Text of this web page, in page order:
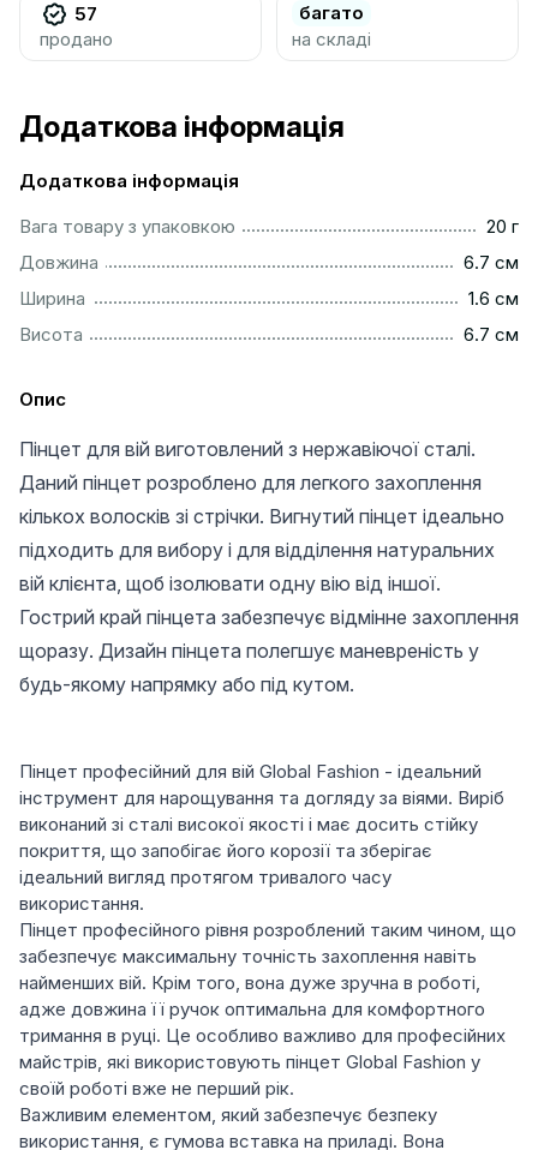
57
продано
багато
на складі
Додаткова інформація
Додаткова інформація
Вага товару з упаковкою
20 г
Довжина
6.7 см
Ширина
1.6 см
Висота
6.7 см
Опис
Пінцет для вій виготовлений з нержавіючої сталі.
Даний пінцет розроблено для легкого захоплення
кількох волосків зі стрічки. Вигнутий пінцет ідеально
підходить для вибору і для відділення натуральних
вій клієнта, щоб ізолювати одну вію від іншої.
Гострий край пінцета забезпечує відмінне захоплення
щоразу. Дизайн пінцета полегшує маневреність у
будь-якому напрямку або під кутом.
Пінцет професійний для вій Global Fashion - ідеальний
інструмент для нарощування та догляду за віями. Виріб
виконаний зі сталі високої якості і має досить стійку
покриття, що запобігає його корозії та зберігає
ідеальний вигляд протягом тривалого часу
використання.
Пінцет професійного рівня розроблений таким чином, що
забезпечує максимальну точність захоплення навіть
найменших вій. Крім того, вона дуже зручна в роботі,
адже довжина її ручок оптимальна для комфортного
тримання в руці. Це особливо важливо для професійних
майстрів, які використовують пінцет Global Fashion у
своїй роботі вже не перший рік.
Важливим елементом, який забезпечує безпеку
використання, є гумова вставка на приладі. Вона